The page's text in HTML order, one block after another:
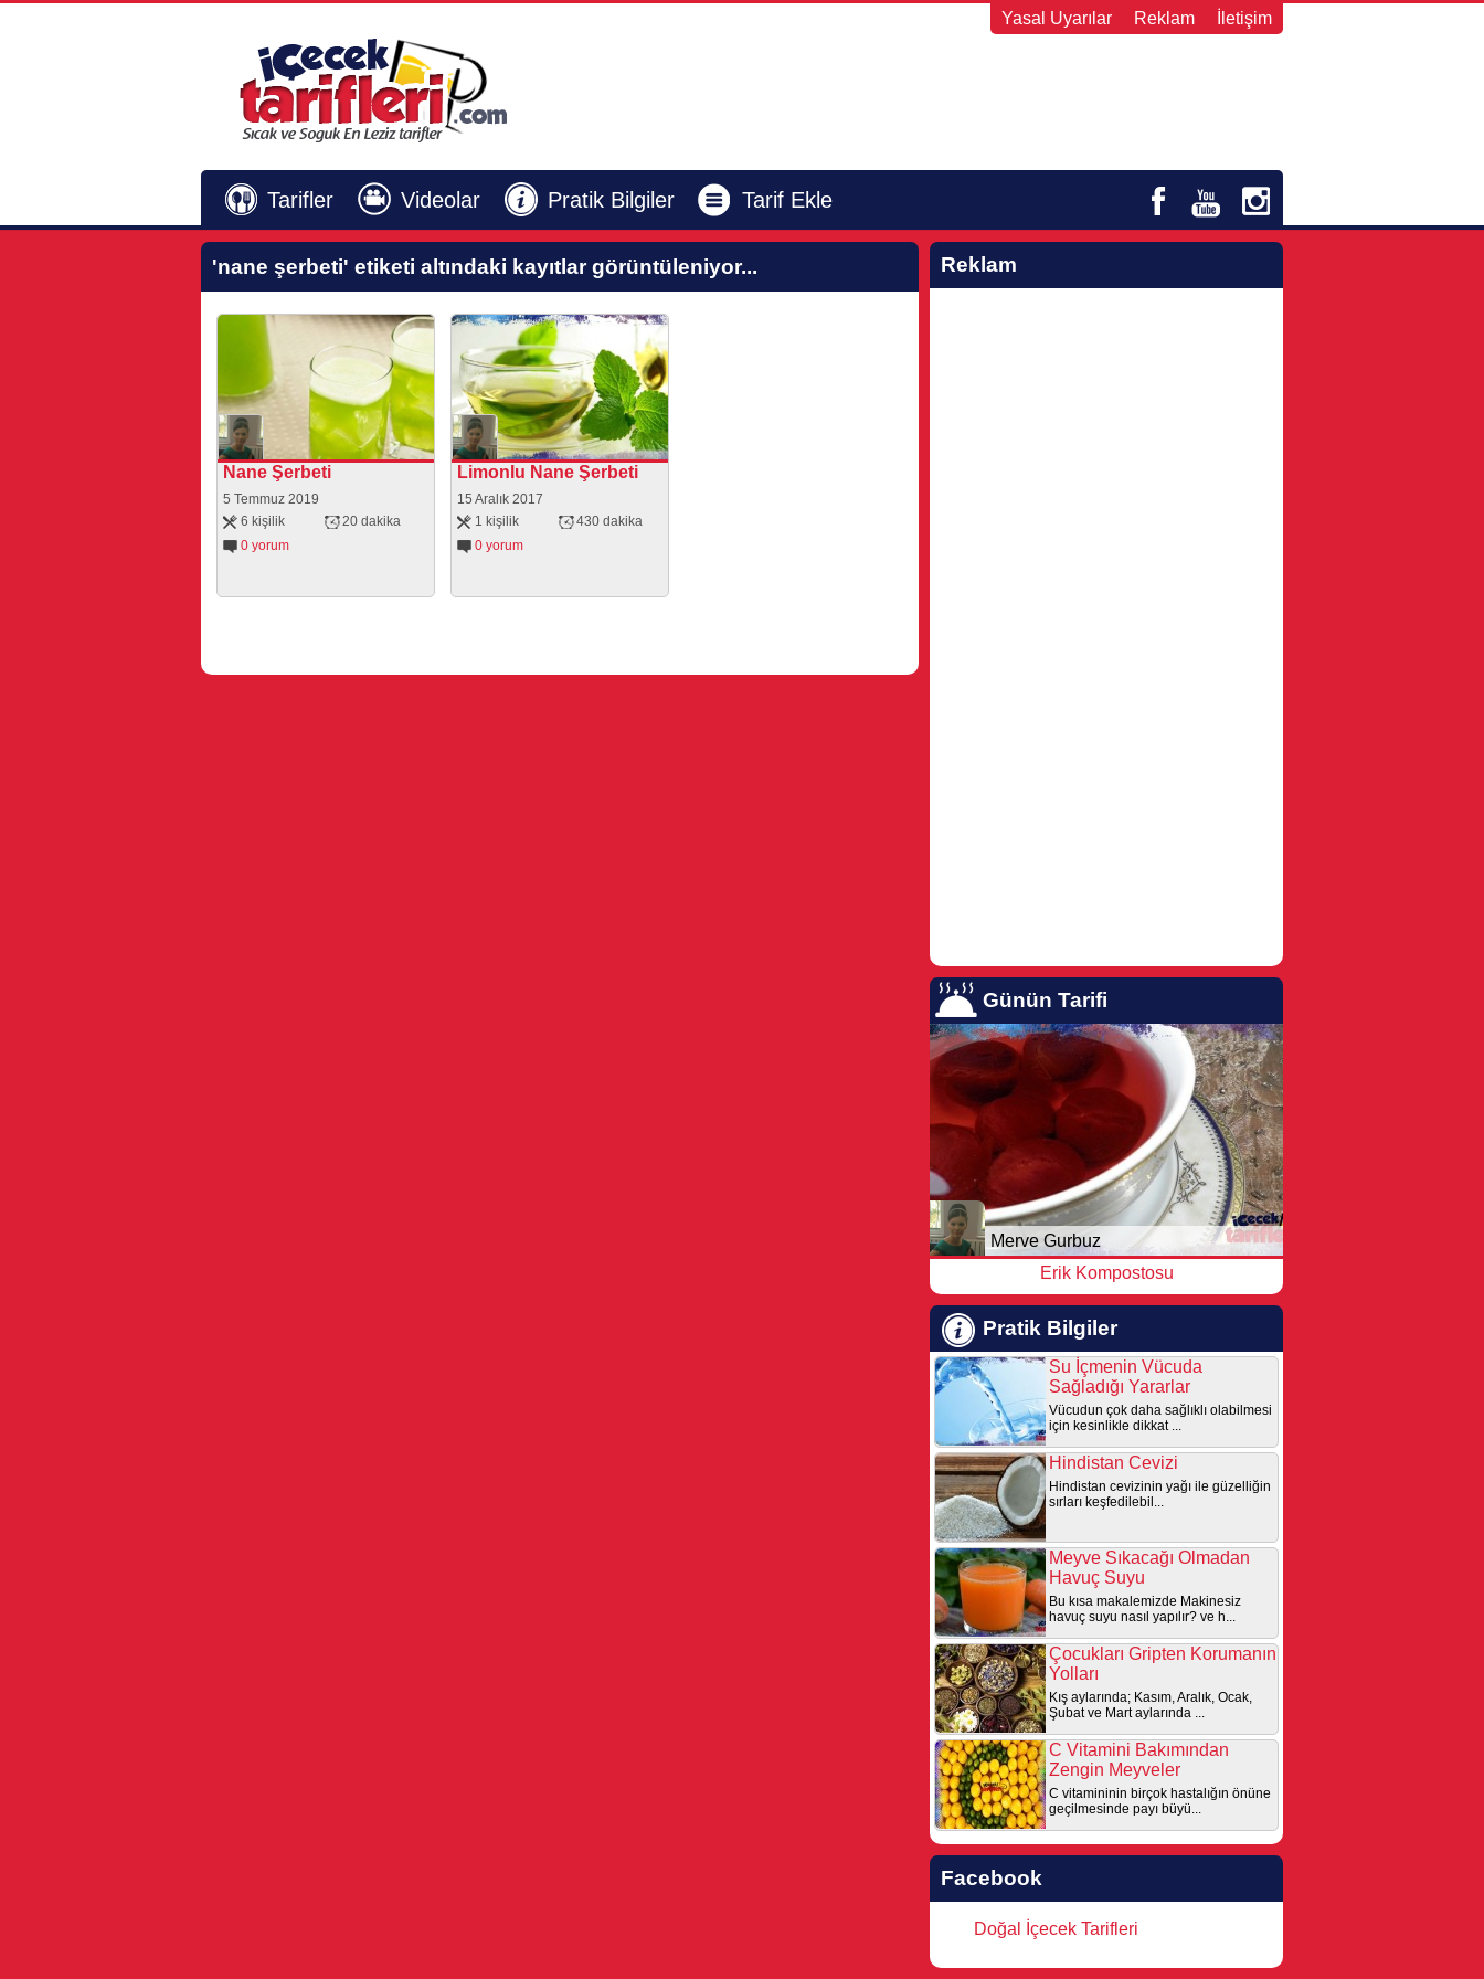
Yasal Uyarılar Reklam İletişim
Tarifler Videolar Pratik Bilgiler Tarif Ekle
'nane şerbeti' etiketi altındaki kayıtlar görüntüleniyor...
Nane Şerbeti
5 Temmuz 2019
6 kişilik
20 dakika
0 yorum
Limonlu Nane Şerbeti
15 Aralık 2017
1 kişilik
430 dakika
0 yorum
Reklam
Günün Tarifi
Merve Gurbuz
Erik Kompostosu
Pratik Bilgiler
Su İçmenin Vücuda
Sağladığı Yararlar
Vücudun çok daha sağlıklı olabilmesi
için kesinlikle dikkat ...
Hindistan Cevizi
Hindistan cevizinin yağı ile güzelliğin
sırları keşfedilebil...
Meyve Sıkacağı Olmadan
Havuç Suyu
Bu kısa makalemizde Makinesiz
havuç suyu nasıl yapılır? ve h...
Çocukları Gripten Korumanın
Yolları
Kış aylarında; Kasım, Aralık, Ocak,
Şubat ve Mart aylarında ...
C Vitamini Bakımından
Zengin Meyveler
C vitamininin birçok hastalığın önüne
geçilmesinde payı büyü...
Facebook
Doğal İçecek Tarifleri